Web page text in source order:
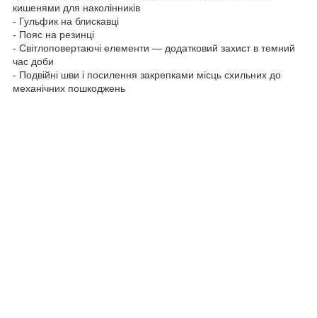
кишенями для наколінників
- Гульфик на блискавці
- Пояс на резинці
- Світлоповертаючі елементи — додатковий захист в темний
час доби
- Подвійні шви і посилення закрепками місць схильних до
механічних пошкоджень